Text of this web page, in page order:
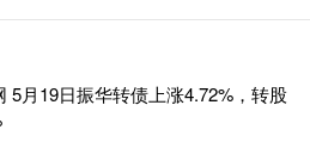
5月19日振华转债上涨4.72%，转股